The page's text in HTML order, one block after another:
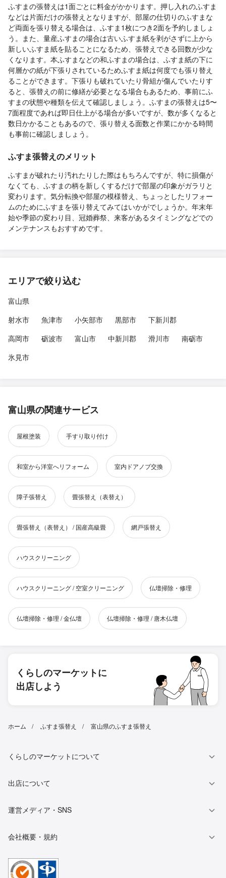
ふすまの張替えは1面ごとに料金がかかります。押し入れのふすま
などは片面だけの張替えとなりますが、部屋の仕切りのふすまな
ど両面を張り替える場合は、ふすま1枚につき2面を予約しましょ
う。また、量産ふすまの場合は古いふすま紙を剥がさずに上から
新しいふすま紙を貼ることになるため、張替えできる回数が少な
くなります。本ふすまなどの和ふすまの場合は、ふすま紙の下に
何層かの紙が下張りされているためふすま紙は何度でも張り替え
ることができます。下張りも破れていたり骨組が傷んでいたりす
ると、張替えの前に修繕が必要となる場合もあるため、事前にふ
すまの状態や種類を伝えて確認しましょう。ふすまの張替えは5〜
7面程度であれば即日仕上がる場合が多いですが、数が多くなると
数日かかることもあるので、張り替える面数と作業にかかる時間
も事前に確認しましょう。
ふすま張替えのメリット
ふすまが破れたり汚れたりした際はもちろんですが、特に損傷が
なくても、ふすまの柄を新しくするだけで部屋の印象がガラリと
変わります。気分転換や部屋の模様替え、ちょっとしたリフォー
ムのためにふすまを張り替えてみてはいかがでしょうか。年末年
始や季節の変わり目、冠婚葬祭、来客があるタイミングなどでの
メンテナンスもおすすめです。
エリアで絞り込む
富山県
射水市
魚津市 小矢部市 黒部市
下新川郡
高岡市
砺波市 富山市 中新川郡 滑川市
南砺市
氷見市
富山県の関連サービス
屋根塗装 手すり取り付け
和室から洋室へリフォーム 室内ドアノブ交換
障子張替え 畳張替え（表替え）
畳張替え（表替え） / 国産高級畳 網戸張替え
ハウスクリーニング
ハウスクリーニング / 空室クリーニング 仏壇掃除・修理
仏壇掃除・修理 / 金仏壇 仏壇掃除・修理 / 唐木仏壇
くらしのマーケットに
出店しよう
ホーム ふすま張替え 富山県のふすま張替え
くらしのマーケットについて
出店について
運営メディア・SNS
会社概要・規約